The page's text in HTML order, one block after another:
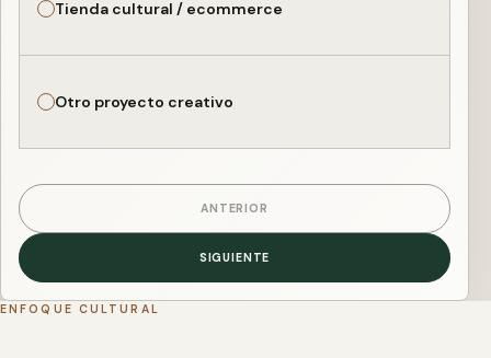
Tienda cultural / ecommerce
Otro proyecto creativo
ANTERIOR
SIGUIENTE
ENFOQUE CULTURAL